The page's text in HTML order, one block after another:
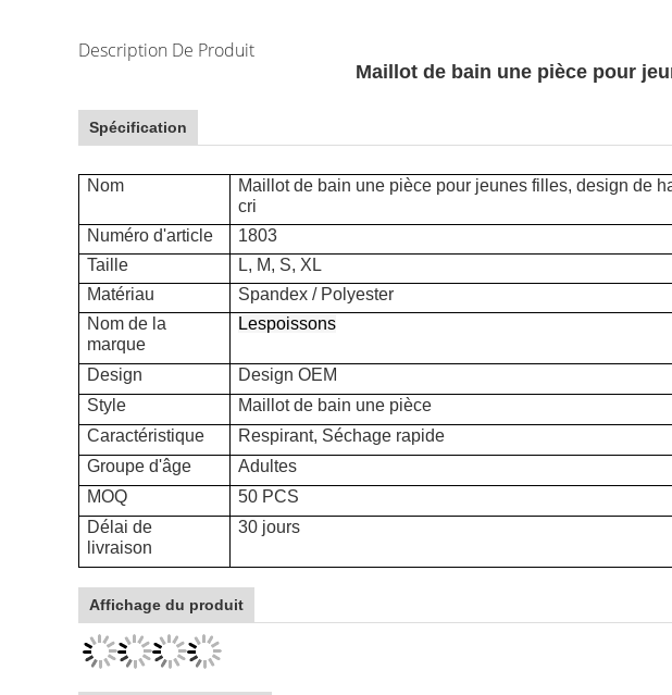
Description De Produit
Maillot de bain une pièce pour
Spécification
Nom
Maillot de bain une pièce pour jeunes filles, design de
cri
Numéro d'article
1803
Taille
L, M, S, XL
Matériau
Spandex / Polyester
Nom de la
marque
Lespoissons
Design
Design OEM
Style
Maillot de bain une pièce
Caractéristique
Respirant, Séchage rapide
Groupe d'âge
Adultes
MOQ
50 PCS
Délai de
livraison
30 jours
Affichage du produit